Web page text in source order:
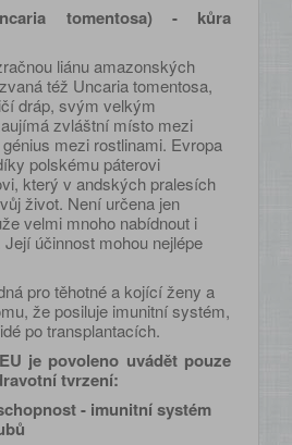
tomentosa) - kůra
liánu amazonských
též Uncaria tomentosa,
dráp, svým velkým
zvláštní místo mezi
mezi rostlinami. Evropa
polskému páterovi
který v andských pralesích
život. Není určena jen
velmi mnoho nabídnout i
účinnost mohou nejlépe
pro těhotné a kojící ženy a
že posiluje imunitní systém,
po transplantacích.
je povoleno uvádět pouze
tvrzení:
- imunitní systém